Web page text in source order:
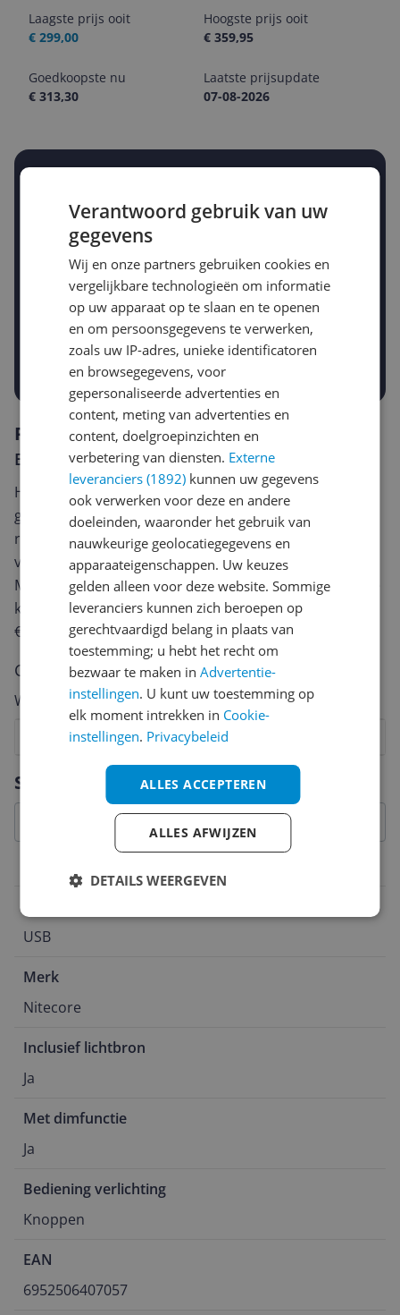
Laagste prijs ooit
€ 299,00
Hoogste prijs ooit
€ 359,95
Goedkoopste nu
€ 313,30
Laatste prijsupdate
07-08-2026
Krijg een seintje zodra de prijs zakt
Jouw e-mailadres
Gewenste daling of bedrag
-5% -10% -15%
Gewenste prijs
€
Specificaties
USB
Merk
Nitecore
Inclusief lichtbron
Ja
Met dimfunctie
Ja
Bediening verlichting
Knoppen
EAN
6952506407057
Reviews
Er zijn nog geen reviews geschreven
Heb jij dit product in bezit en wil je graag je mening
geven? Start dan hieronder met het schrijven van je
review. Afhankelijk van de details duurt het schrijven
van een review gemiddeld tussen de 3 en 10 minuten.
Met jouw mening help je andere bezoekers een betere
keuze te maken én maak je iedere maand kans op
€250,-!
Klik hier voor de actievoorwaarden.
Cijfer
Welk cijfer geef jij dit product?
6
5
4
3
2
Vraag 1 van 4
Verantwoord gebruik van uw
gegevens
Wij en onze partners gebruiken cookies en
vergelijkbare technologieën om informatie
op uw apparaat op te slaan en te openen
en om persoonsgegevens te verwerken,
zoals uw IP-adres, unieke identificatoren
en browsegegevens, voor
gepersonaliseerde advertenties en
content, meting van advertenties en
content, doelgroepinzichten en
verbetering van diensten. Externe
leveranciers (1892) kunnen uw gegevens
ook verwerken voor deze en andere
doeleinden, waaronder het gebruik van
nauwkeurige geolocatiegegevens en
apparaateigenschappen. Uw keuzes
gelden alleen voor deze website. Sommige
leveranciers kunnen zich beroepen op
gerechtvaardigd belang in plaats van
toestemming; u hebt het recht om
bezwaar te maken inAdvertentie-
instellingen. U kunt uw toestemming op
elk moment intrekken in Cookie-
instellingen. Privacybeleid
ALLES ACCEPTEREN
ALLES AFWIJZEN
DETAILS WEERGEVEN